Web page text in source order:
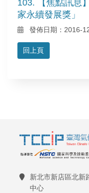
103. 【焦點訊息
家永續發展獎」
發佈日期：2016-
回上頁
新北市新店區北
中心